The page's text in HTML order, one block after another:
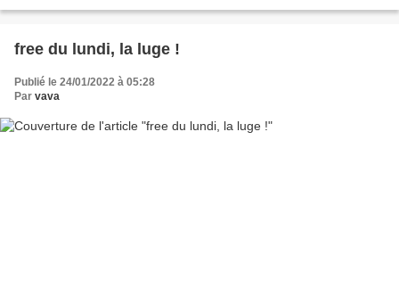
free du lundi, la luge !
Publié le 24/01/2022 à 05:28
Par vava